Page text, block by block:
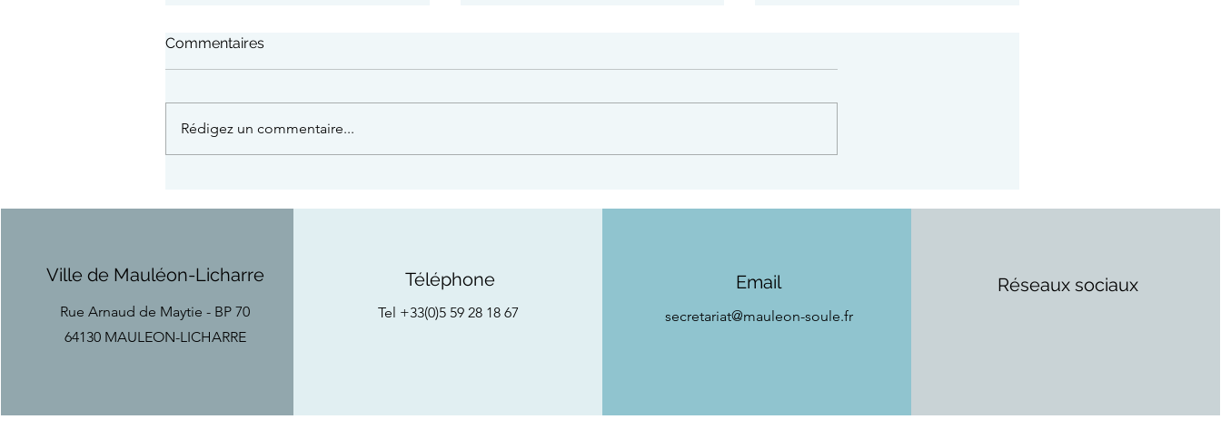
espadrilles + draisienne
19h au fronton de la Haute-
Commentaires
Rédigez un commentaire...
Ville de Mauléon-Licharre
Rue Arnaud de Maytie - BP 70
64130 MAULEON-LICHARRE
Téléphone
Tel +33(0)5 59 28 18 67
Email
secretariat@mauleon-soule.fr
Réseaux sociaux